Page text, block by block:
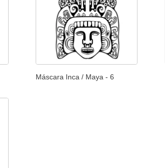
Máscara Inca / Maya - 6